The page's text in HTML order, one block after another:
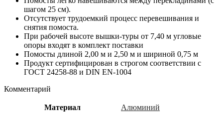
шагом 25 см).
Отсутствует трудоемкий процесс перевешивания и
снятия помоста.
При рабочей высоте вышки-туры от 7,40 м угловые
опоры входят в комплект поставки
Помосты длиной 2,00 м и 2,50 м и шириной 0,75 м
Продукт сертифицирован в строгом соответствии с
ГОСТ 24258-88 и DIN EN-1004
Комментарий
Материал Алюминий